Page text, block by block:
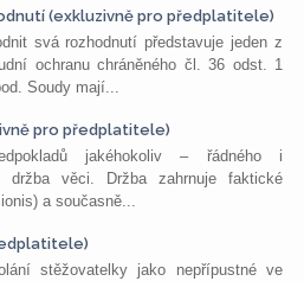
(exkluzivně pro předplatitele)
svá rozhodnutí představuje jeden z
ochranu chráněného čl. 36 odst. 1
Soudy mají...
pro předplatitele)
jakéhokoliv – řádného i
držba věci. Držba zahrnuje faktické
a současně...
stěžovatelky jako nepřípustné ve